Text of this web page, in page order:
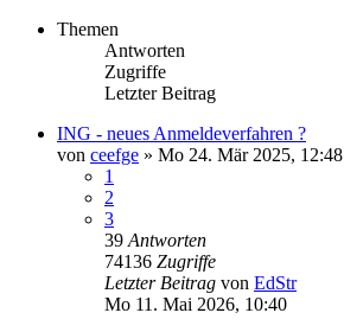
Themen
Antworten
Zugriffe
Letzter Beitrag
ING - neues Anmeldeverfahren ?
von ceefge » Mo 24. Mär 2025, 12:48
1
2
3
39 Antworten
74136 Zugriffe
Letzter Beitrag von EdStr
Mo 11. Mai 2026, 10:40